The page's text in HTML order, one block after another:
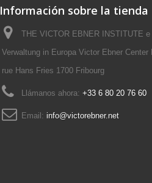
Información sobre la tienda
THE VICTOR EBNER INSTITUTE
Verwaltung in Europa Victor Ebner Center
rue Hans Fries 1700 Fribourg
Llámanos ahora: +33 6 80 20 76 60
Email: info@victorebner.net